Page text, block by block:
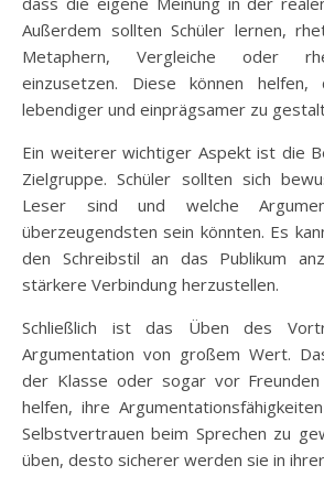
Außerdem sollten Schüler lernen,
Metaphern, Vergleiche oder
einzusetzen. Diese können helfen,
lebendiger und einprägsamer zu
Ein weiterer wichtiger Aspekt ist die
Zielgruppe. Schüler sollten sich
Leser sind und welche
überzeugendsten sein könnten. Es
den Schreibstil an das Publikum
stärkere Verbindung herzustellen.
Schließlich ist das Üben des
Argumentation von großem Wert.
der Klasse oder sogar vor Freunden
helfen, ihre
Selbstvertrauen beim Sprechen zu
üben, desto sicherer werden sie in